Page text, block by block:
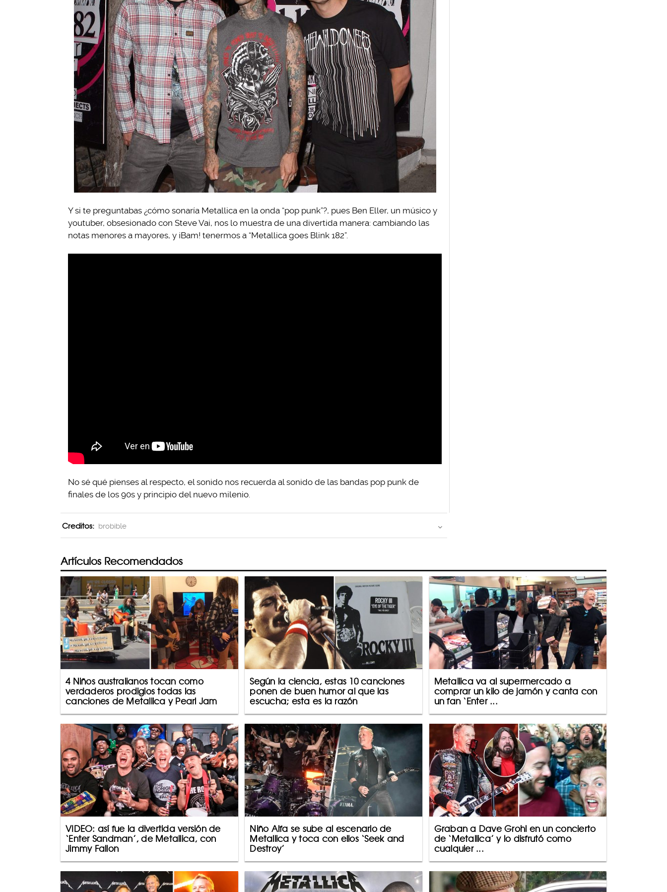
Y si te preguntabas ¿cómo sonaría Metallica en la onda “pop punk”?, pues Ben Eller, un músico y
youtuber, obsesionado con Steve Vai, nos lo muestra de una divertida manera: cambiando las
notas menores a mayores, y ¡Bam! tenermos a “Metallica goes Blink 182”.
No sé qué pienses al respecto, el sonido nos recuerda al sonido de las bandas pop punk de
finales de los 90s y principio del nuevo milenio.
Creditos: brobible
Artículos Recomendados
4 Niños australianos tocan como
verdaderos prodigios todas las
canciones de Metallica y Pearl Jam
Según la ciencia, estas 10 canciones
ponen de buen humor al que las
escucha; esta es la razón
Metallica va al supermercado a
comprar un kilo de jamón y canta con
un fan ‘Enter ...
VIDEO: así fue la divertida versión de
‘Enter Sandman’, de Metallica, con
Jimmy Fallon
Niño Alfa se sube al escenario de
Metallica y toca con ellos ‘Seek and
Destroy’
Graban a Dave Grohl en un concierto
de ‘Metallica’ y lo disfrutó como
cualquier ...